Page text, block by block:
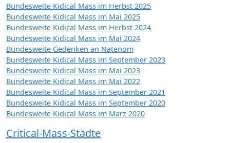
Bundesweite Kidical Mass im Herbst 2025
Bundesweite Kidical Mass im Mai 2025
Bundesweite Kidical Mass im Herbst 2024
Bundesweite Kidical Mass im Mai 2024
Bundesweite Gedenken an Natenom
Bundesweite Kidical Mass im September 2023
Bundesweite Kidical Mass im Mai 2023
Bundesweite Kidical Mass im Mai 2022
Bundesweite Kidical Mass im September 2021
Bundesweite Kidical Mass im September 2020
Bundesweite Kidical Mass im März 2020
Critical-Mass-Städte